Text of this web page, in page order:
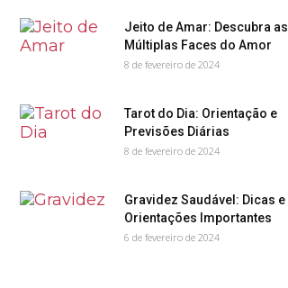
Jeito de Amar: Descubra as
Múltiplas Faces do Amor
8 de fevereiro de 2024
Tarot do Dia: Orientação e
Previsões Diárias
8 de fevereiro de 2024
Gravidez Saudável: Dicas e
Orientações Importantes
6 de fevereiro de 2024